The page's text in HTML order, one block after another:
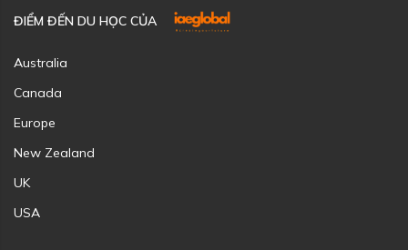
ĐIỂM ĐẾN DU HỌC CỦA
Australia
Canada
Europe
New Zealand
UK
USA